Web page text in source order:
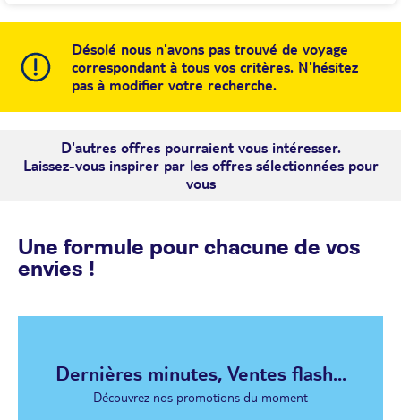
Désolé nous n'avons pas trouvé de voyage
correspondant à tous vos critères. N'hésitez
pas à modifier votre recherche.
D'autres offres pourraient vous intéresser.
Laissez-vous inspirer par les offres sélectionnées pour
vous
Une formule pour chacune de vos
envies !
Dernières minutes, Ventes flash...
Découvrez nos promotions du moment